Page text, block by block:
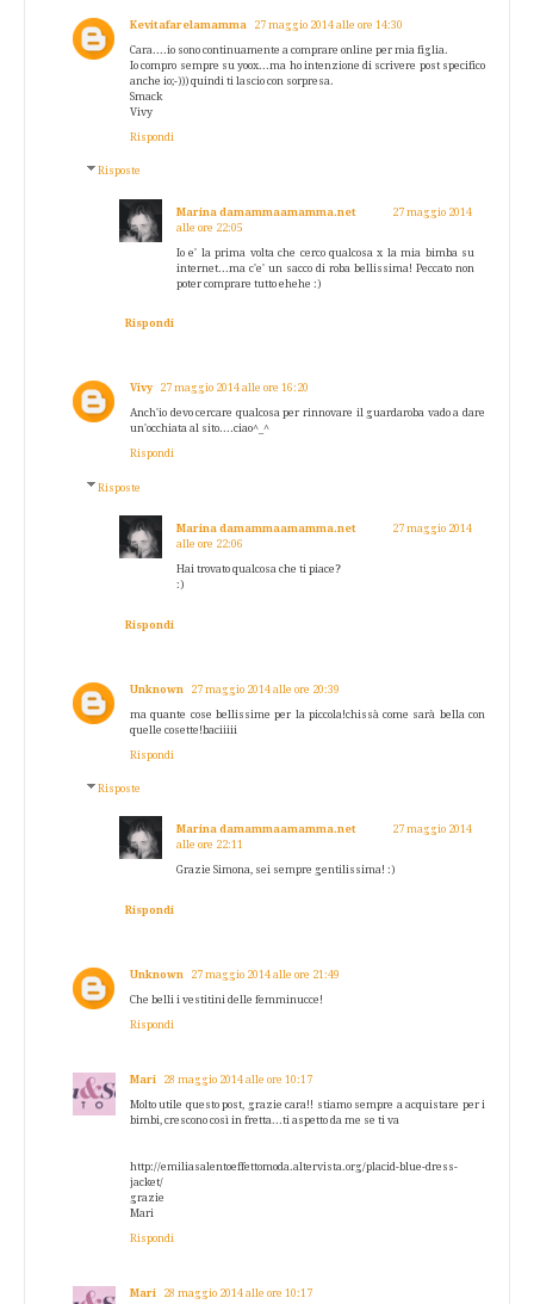
Kevitafarelamamma 27 maggio 2014 alle ore 14:30
Cara....io sono continuamente a comprare online per mia figlia.
Io compro sempre su yoox...ma ho intenzione di scrivere post specifico
anche io;-))) quindi ti lascio con sorpresa.
Smack
Vivy
Rispondi
Risposte
Marina damammaamamma.net
27 maggio 2014
alle ore 22:05
Io e' la prima volta che cerco qualcosa x la mia bimba su
internet...ma c'e' un sacco di roba bellissima! Peccato non
poter comprare tutto ehehe :)
Rispondi
Vivy 27 maggio 2014 alle ore 16:20
Anch'io devo cercare qualcosa per rinnovare il guardaroba vado a dare
un'occhiata al sito....ciao^_^
Rispondi
Risposte
Marina damammaamamma.net
27 maggio 2014
alle ore 22:06
Hai trovato qualcosa che ti piace?
:)
Rispondi
Unknown 27 maggio 2014 alle ore 20:39
ma quante cose bellissime per la piccola!chissà come sarà bella con
quelle cosette!baciiiii
Rispondi
Risposte
Marina damammaamamma.net
27 maggio 2014
alle ore 22:11
Grazie Simona, sei sempre gentilissima! :)
Rispondi
Unknown 27 maggio 2014 alle ore 21:49
Che belli i vestitini delle femminucce!
Rispondi
Mari 28 maggio 2014 alle ore 10:17
Molto utile questo post, grazie cara!! stiamo sempre a acquistare per i
bimbi, crescono così in fretta...ti aspetto da me se ti va
http://emiliasalentoeffettomoda.altervista.org/placid-blue-dress-
jacket/
grazie
Mari
Rispondi
Mari 28 maggio 2014 alle ore 10:17